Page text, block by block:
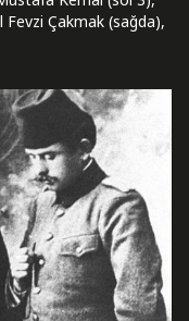
Fevzi Çakmak (sağda),